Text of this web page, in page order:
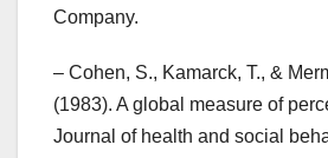
Company.
– Cohen, S., Kamarck, T., &
(1983). A global measure of
Journal of health and social